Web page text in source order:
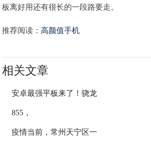
板离好用还有很长的一段路要走。
推荐阅读：高颜值手机
相关文章
安卓最强平板来了！骁龙
855，
疫情当前，常州天宁区一